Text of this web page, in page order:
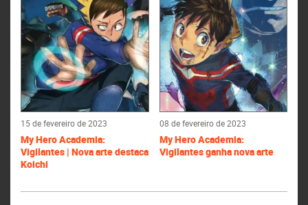
15 de fevereiro de 2023
My Hero Academia:
Vigilantes | Nova arte destaca
Koichi
08 de fevereiro de 2023
My Hero Academia:
Vigilantes ganha nova arte